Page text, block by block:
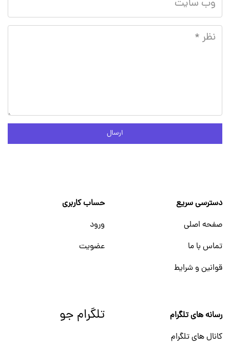
ارسال
دسترسی سریع
صفحه اصلی
تماس با ما
قوانین و شرایط
حساب کاربری
ورود
عضویت
رسانه های تلگرام
کانال های تلگرام
تلگرام جو